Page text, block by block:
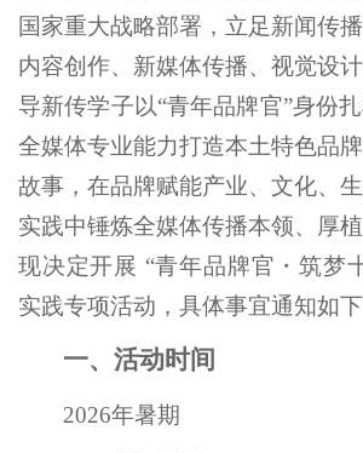
国家重大战略部署，立足新闻传
内容创作、新媒体传播、视觉设
导新传学子以“青年品牌官”身份
全媒体专业能力打造本土特色品
故事，在品牌赋能产业、文化、
实践中锤炼全媒体传播本领、厚
现决定开展 “青年品牌官・筑梦
实践专项活动，具体事宜通知如下
一、活动时间
2026年暑期